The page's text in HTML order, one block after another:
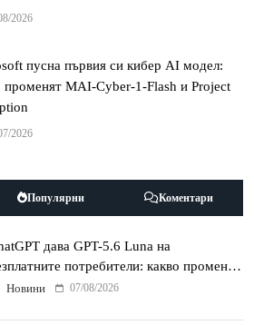
2026
пусна първия си кибер AI модел:
променят MAI-Cyber-1-Flash и Project
2026
Популярни Коментари
дава GPT-5.6 Luna на
потребители: какво променят
бутонът и новият Sol
Новини 07/08/2026